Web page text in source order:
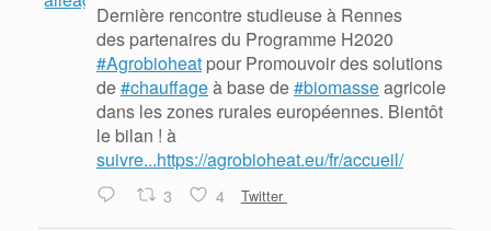
Dernière rencontre studieuse à Rennes
des partenaires du Programme H2020
#Agrobioheat pour Promouvoir des solutions
de#chauffageà base de#biomasseagricole
dans les zones rurales européennes. Bientôt
le bilan ! à
suivre...https://agrobioheat.eu/fr/accueil/
3 4 Twitter